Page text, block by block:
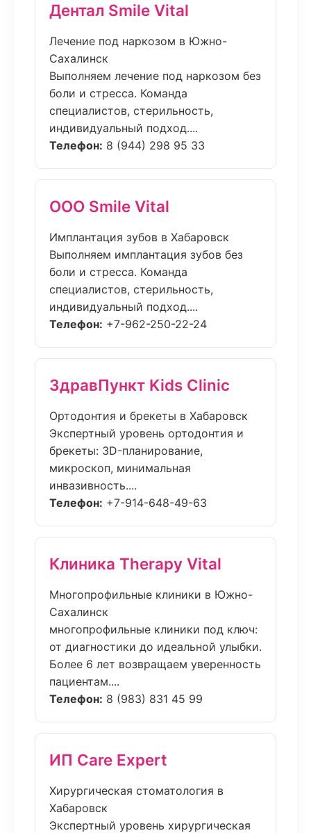
Дентал Smile Vital
Лечение под наркозом в Южно-
Сахалинск
Выполняем лечение под наркозом без
боли и стресса. Команда
специалистов, стерильность,
индивидуальный подход....
Телефон: 8 (944) 298 95 33
ООО Smile Vital
Имплантация зубов в Хабаровск
Выполняем имплантация зубов без
боли и стресса. Команда
специалистов, стерильность,
индивидуальный подход....
Телефон: +7-962-250-22-24
ЗдравПункт Kids Clinic
Ортодонтия и брекеты в Хабаровск
Экспертный уровень ортодонтия и
брекеты: 3D-планирование,
микроскоп, минимальная
инвазивность....
Телефон: +7-914-648-49-63
Клиника Therapy Vital
Многопрофильные клиники в Южно-
Сахалинск
многопрофильные клиники под ключ:
от диагностики до идеальной улыбки.
Более 6 лет возвращаем уверенность
пациентам....
Телефон: 8 (983) 831 45 99
ИП Care Expert
Хирургическая стоматология в
Хабаровск
Экспертный уровень хирургическая